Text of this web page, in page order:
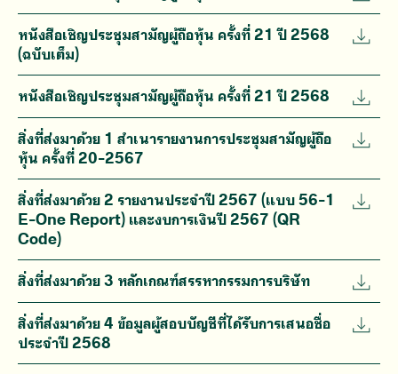
หนังสือเชิญประชุมสามัญผู้ถือหุ้น ครั้งที่ 21 ปี 2568
(ฉบับเต็ม)
หนังสือเชิญประชุมสามัญผู้ถือหุ้น ครั้งที่ 21 ปี 2568
สิ่งที่ส่งมาด้วย 1 สำเนารายงานการประชุมสามัญผู้ถือ
หุ้น ครั้งที่ 20-2567
สิ่งที่ส่งมาด้วย 2 รายงานประจำปี 2567 (แบบ 56-1
E-One Report) และงบการเงินปี 2567 (QR
Code)
สิ่งที่ส่งมาด้วย 3 หลักเกณฑ์สรรหากรรมการบริษัท
สิ่งที่ส่งมาด้วย 4 ข้อมูลผู้สอบบัญชีที่ได้รับการเสนอชื่อ
ประจำปี 2568